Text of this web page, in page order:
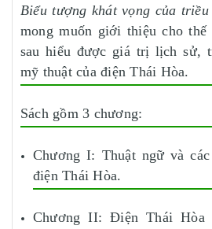
Biểu tượng khát vọng của triều
mong muốn giới thiệu cho
sau hiểu được giá trị lịch sử,
mỹ thuật của điện Thái Hòa.
Sách gồm 3 chương:
Chương I: Thuật ngữ và
điện Thái Hòa.
Chương II: Điện Thái Hòa